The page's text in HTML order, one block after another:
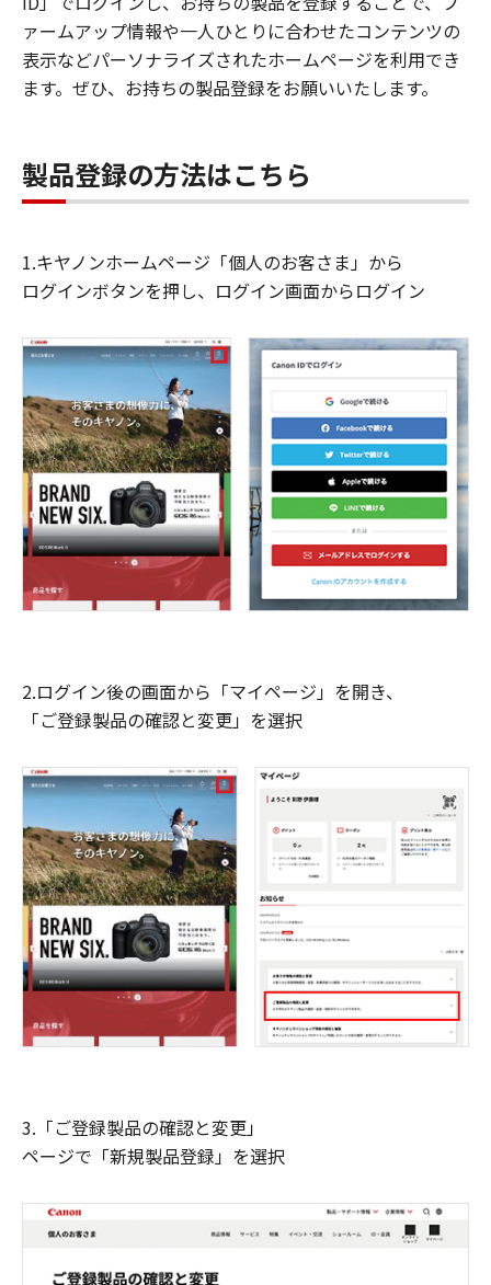
ァームアップ情報や一人ひとりに合わせたコンテンツの
表示などパーソナライズされたホームページを利用でき
ます。ぜひ、お持ちの製品登録をお願いいたします。
製品登録の方法はこちら
1.キヤノンホームページ「個人のお客さま」から
ログインボタンを押し、ログイン画面からログイン
2.ログイン後の画面から「マイページ」を開き、
「ご登録製品の確認と変更」を選択
3.「ご登録製品の確認と変更」
ページで「新規製品登録」を選択